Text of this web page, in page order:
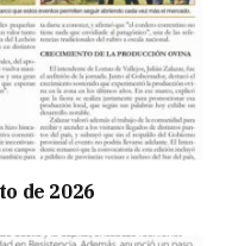
de 2026